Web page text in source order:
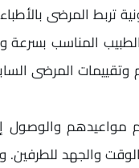
تربط المرضى
المناسب بسرعة
وتقييمات المرضى
مواعيدهم
والجهد للطرفين.